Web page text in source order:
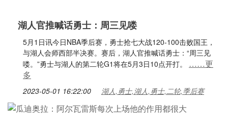
湖人官推喊话勇士：周三见喽
5月1日讯今日NBA季后赛，勇士抢七大战120-100击败国王，
与湖人会师西部半决赛。赛后，湖人官推喊话勇士：“周三见
喽。”勇士与湖人的第二轮G1将在5月3日10点开打。 ……更
多
2023-05-01 16:22:00 湖人,勇士,湖人,勇士,二轮,季后赛